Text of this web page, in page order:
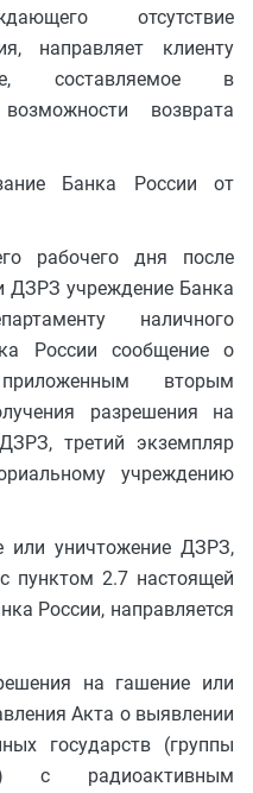
отсутствие
направляет клиенту
составляемое в
возврата
Банка России от
рабочего дня после
ДЗРЗ учреждение Банка
наличного
России сообщение о
вторым
разрешения на
третий экземпляр
учреждению
или уничтожение ДЗРЗ,
пунктом 2.7 настоящей
России, направляется
на гашение или
Акта о выявлении
государств (группы
с радиоактивным